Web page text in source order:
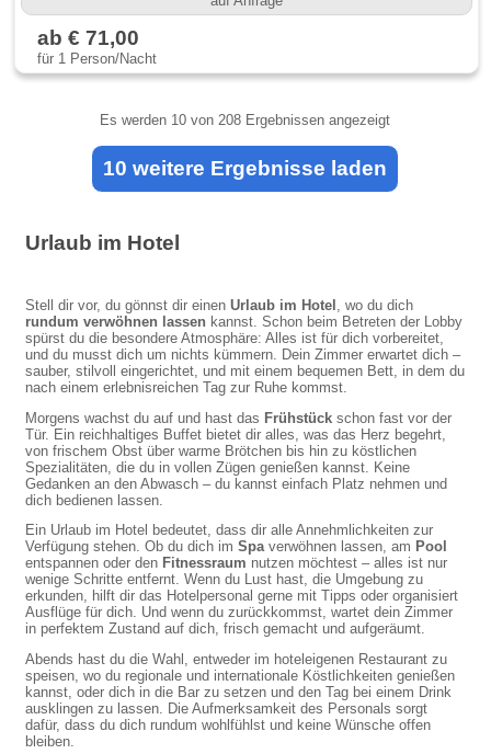
ab € 71,00
für 1 Person/Nacht
Es werden 10 von 208 Ergebnissen angezeigt
10 weitere Ergebnisse laden
Urlaub im Hotel
Stell dir vor, du gönnst dir einenUrlaub im Hotel
, wo du dich
rundum verwöhnen lassen kannst. Schon beim Betreten der Lobby
spürst du die besondere Atmosphäre: Alles ist für dich vorbereitet,
und du musst dich um nichts kümmern. Dein Zimmer erwartet dich –
sauber, stilvoll eingerichtet, und mit einem bequemen Bett, in dem du
nach einem erlebnisreichen Tag zur Ruhe kommst.
Morgens wachst du auf und hast das Frühstück schon fast vor der
Tür. Ein reichhaltiges Buffet bietet dir alles, was das Herz begehrt,
von frischem Obst über warme Brötchen bis hin zu köstlichen
Spezialitäten, die du in vollen Zügen genießen kannst. Keine
Gedanken an den Abwasch – du kannst einfach Platz nehmen und
dich bedienen lassen.
Ein Urlaub im Hotel bedeutet, dass dir alle Annehmlichkeiten zur
Verfügung stehen. Ob du dich imSpaverwöhnen lassen, am Pool
entspannen oder den Fitnessraum nutzen möchtest – alles ist nur
wenige Schritte entfernt. Wenn du Lust hast, die Umgebung zu
erkunden, hilft dir das Hotelpersonal gerne mit Tipps oder organisiert
Ausflüge für dich. Und wenn du zurückkommst, wartet dein Zimmer
in perfektem Zustand auf dich, frisch gemacht und aufgeräumt.
Abends hast du die Wahl, entweder im hoteleigenen Restaurant zu
speisen, wo du regionale und internationale Köstlichkeiten genießen
kannst, oder dich in die Bar zu setzen und den Tag bei einem Drink
ausklingen zu lassen. Die Aufmerksamkeit des Personals sorgt
dafür, dass du dich rundum wohlfühlst und keine Wünsche offen
bleiben.